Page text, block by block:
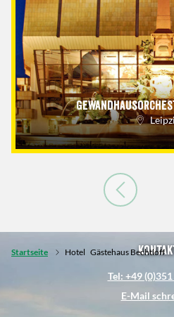
Startseite Hotel Gästehaus Bechtloff
Tel: +49
E-Mail